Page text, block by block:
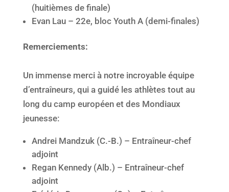
(huitièmes de finale)
Evan Lau – 22e, bloc Youth A (demi-finales)
Remerciements:
Un immense merci à notre incroyable équipe
d’entraîneurs, qui a guidé les athlètes tout au
long du camp européen et des Mondiaux
jeunesse:
Andrei Mandzuk (C.-B.) – Entraîneur-chef
adjoint
Regan Kennedy (Alb.) – Entraîneur-chef
adjoint